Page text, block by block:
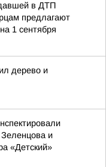
в ДТП
предлагают
1 сентября
дерево и
Зеленцова и
«Детский»